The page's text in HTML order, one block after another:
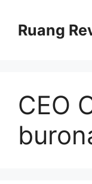
contentRuang
CEO